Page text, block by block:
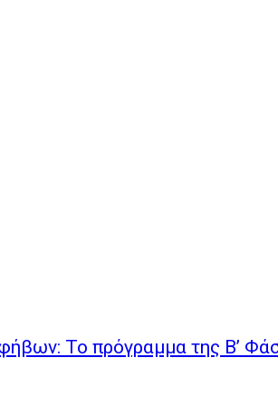
Το πρόγραμμα της Β’